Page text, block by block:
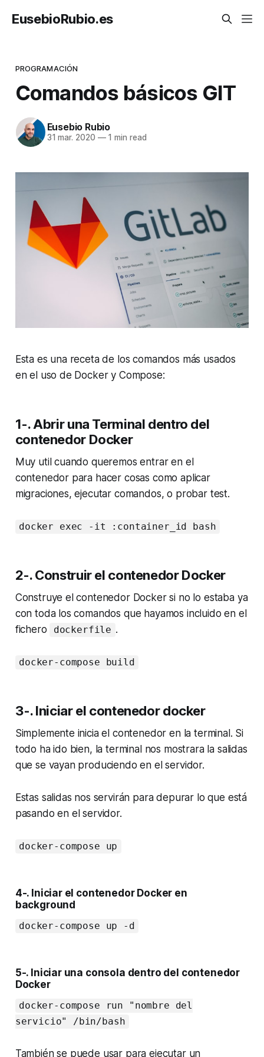
EusebioRubio.es
PROGRAMACIÓN
Comandos básicos GIT
Eusebio Rubio
31 mar. 2020 —1 min read
Esta es una receta de los comandos más usados
en el uso de Docker y Compose:
1-. Abrir una Terminal dentro del
contenedor Docker
Muy util cuando queremos entrar en el
contenedor para hacer cosas como aplicar
migraciones, ejecutar comandos, o probar test.
docker exec -it :container_id bash
2-. Construir el contenedor Docker
Construye el contenedor Docker si no lo estaba ya
con toda los comandos que hayamos incluido en el
fichero
dockerfile .
docker-compose build
3-. Iniciar el contenedor docker
Simplemente inicia el contenedor en la terminal. Si
todo ha ido bien, la terminal nos mostrara la salidas
que se vayan produciendo en el servidor.
Estas salidas nos servirán para depurar lo que está
pasando en el servidor.
docker-compose up
4-. Iniciar el contenedor Docker en
background
docker-compose up -d
5-. Iniciar una consola dentro del contenedor
Docker
docker-compose run "nombre del
servicio" /bin/bash
También se puede usar para ejecutar un